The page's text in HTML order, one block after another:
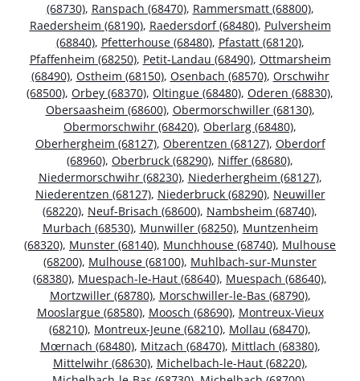
(68730), Ranspach (68470), Rammersmatt (68800),
Raedersheim (68190), Raedersdorf (68480), Pulversheim
(68840), Pfetterhouse (68480), Pfastatt (68120),
Pfaffenheim (68250), Petit-Landau (68490), Ottmarsheim
(68490), Ostheim (68150), Osenbach (68570), Orschwihr
(68500), Orbey (68370), Oltingue (68480), Oderen (68830),
Obersaasheim (68600), Obermorschwiller (68130),
Obermorschwihr (68420), Oberlarg (68480),
Oberhergheim (68127), Oberentzen (68127), Oberdorf
(68960), Oberbruck (68290), Niffer (68680),
Niedermorschwihr (68230), Niederhergheim (68127),
Niederentzen (68127), Niederbruck (68290), Neuwiller
(68220), Neuf-Brisach (68600), Nambsheim (68740),
Murbach (68530), Munwiller (68250), Muntzenheim
(68320), Munster (68140), Munchhouse (68740), Mulhouse
(68200), Mulhouse (68100), Muhlbach-sur-Munster
(68380), Muespach-le-Haut (68640), Muespach (68640),
Mortzwiller (68780), Morschwiller-le-Bas (68790),
Mooslargue (68580), Moosch (68690), Montreux-Vieux
(68210), Montreux-Jeune (68210), Mollau (68470),
Mœrnach (68480), Mitzach (68470), Mittlach (68380),
Mittelwihr (68630), Michelbach-le-Haut (68220),